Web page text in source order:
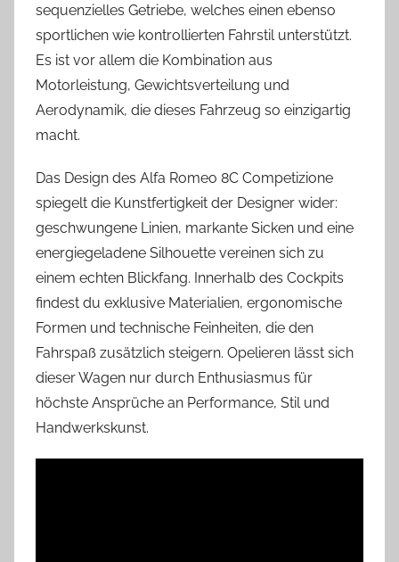
sequenzielles Getriebe, welches einen ebenso
sportlichen wie kontrollierten Fahrstil unterstützt.
Es ist vor allem die Kombination aus
Motorleistung, Gewichtsverteilung und
Aerodynamik, die dieses Fahrzeug so einzigartig
macht.
Das Design des Alfa Romeo 8C Competizione
spiegelt die Kunstfertigkeit der Designer wider:
geschwungene Linien, markante Sicken und eine
energiegeladene Silhouette vereinen sich zu
einem echten Blickfang. Innerhalb des Cockpits
findest du exklusive Materialien, ergonomische
Formen und technische Feinheiten, die den
Fahrspaß zusätzlich steigern. Opelieren lässt sich
dieser Wagen nur durch Enthusiasmus für
höchste Ansprüche an Performance, Stil und
Handwerkskunst.